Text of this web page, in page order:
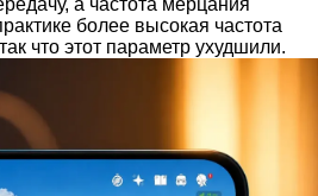
более высокая частота
что этот параметр ухудшили.